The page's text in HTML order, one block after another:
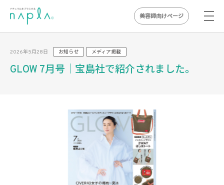
content
美容師向けページ
2026年5月28日 お知らせ メディア掲載
GLOW 7月号｜宝島社で紹介されました。